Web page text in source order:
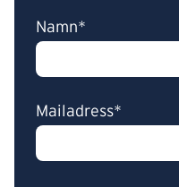
Namn*
Mailadress*